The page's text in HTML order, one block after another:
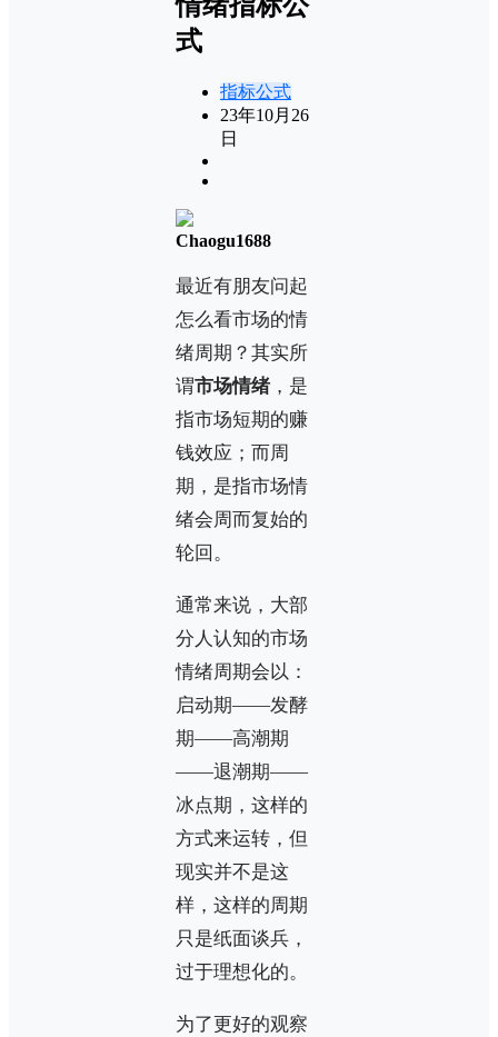
式
指标公式
23年10月26
日
Chaogu1688
最近有朋友问起
怎么看市场的情
绪周期？其实所
谓市场情绪 ，是
指市场短期的赚
钱效应；而周
期，是指市场情
绪会周而复始的
轮回。
通常来说，大部
分人认知的市场
情绪周期会以：
启动期——发酵
期——高潮期
——退潮期——
冰点期，这样的
方式来运转，但
现实并不是这
样，这样的周期
只是纸面谈兵，
过于理想化的。
为了更好的观察